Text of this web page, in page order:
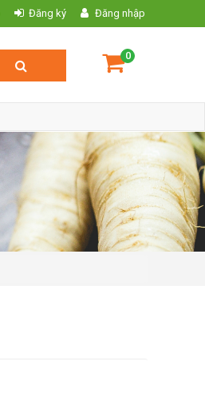
Đăng ký Đăng nhập
0